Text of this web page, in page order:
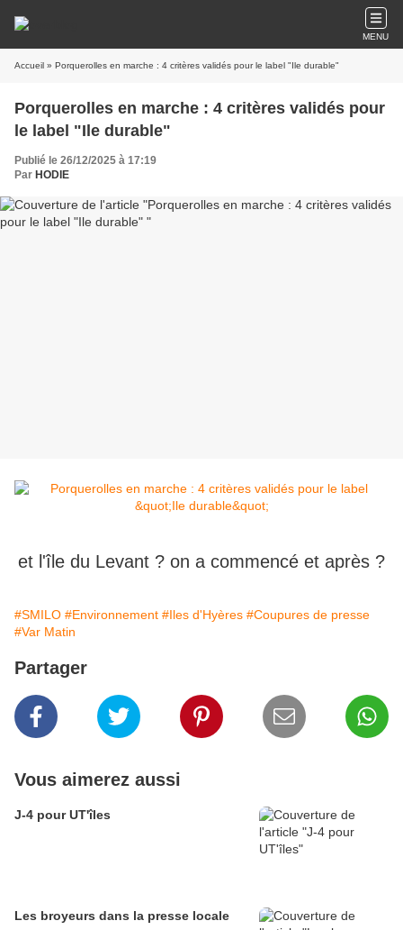
MENU
Accueil » Porquerolles en marche : 4 critères validés pour le label "Ile durable"
Porquerolles en marche : 4 critères validés pour
le label "Ile durable"
Publié le 26/12/2025 à 17:19
Par HODIE
et l'île du Levant ? on a commencé et après ?
#SMILO #Environnement #Iles d'Hyères #Coupures de presse
#Var Matin
Partager
Vous aimerez aussi
J-4 pour UT'îles
Les broyeurs dans la presse locale